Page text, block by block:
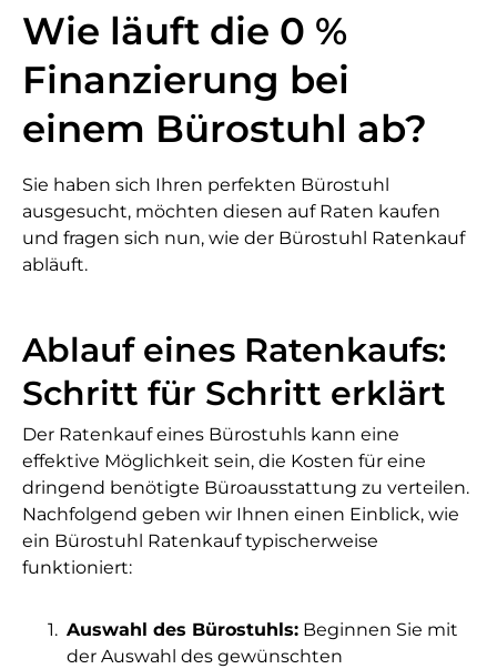
Wie läuft die 0 %
Finanzierung bei
einem Bürostuhl ab?
Sie haben sich Ihren perfekten Bürostuhl
ausgesucht, möchten diesen auf Raten kaufen
und fragen sich nun, wie der Bürostuhl Ratenkauf
abläuft.
Ablauf eines Ratenkaufs:
Schritt für Schritt erklärt
Der Ratenkauf eines Bürostuhls kann eine
effektive Möglichkeit sein, die Kosten für eine
dringend benötigte Büroausstattung zu verteilen.
Nachfolgend geben wir Ihnen einen Einblick, wie
ein Bürostuhl Ratenkauf typischerweise
funktioniert:
Auswahl des Bürostuhls: Beginnen Sie mit
der Auswahl des gewünschten